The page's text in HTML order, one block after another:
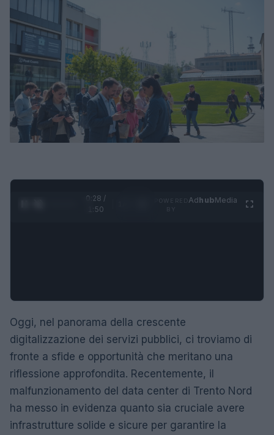
0:29 /
1:50
AdhubMedia
Oggi, nel panorama della crescente
digitalizzazione dei servizi pubblici, ci troviamo di
fronte a sfide e opportunità che meritano una
riflessione approfondita. Recentemente, il
malfunzionamento del data center di Trento Nord
ha messo in evidenza quanto sia cruciale avere
infrastrutture solide e sicure per garantire la